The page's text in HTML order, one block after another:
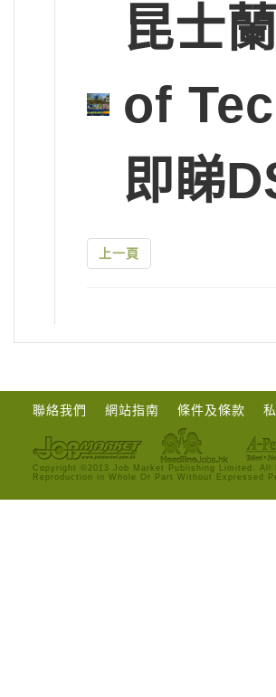
昆士
of
即睇
上一頁
聯絡我們 網站指南 條件及條款
Copyright ©2013 Job Market Publishing Limited. All
Reproduction in Whole Or Part Without Expressed